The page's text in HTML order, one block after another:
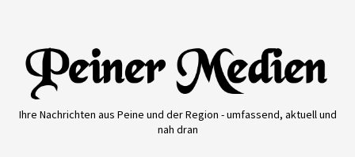
Ihre Nachrichten aus Peine und der Region - umfassend, aktuell und
nah dran